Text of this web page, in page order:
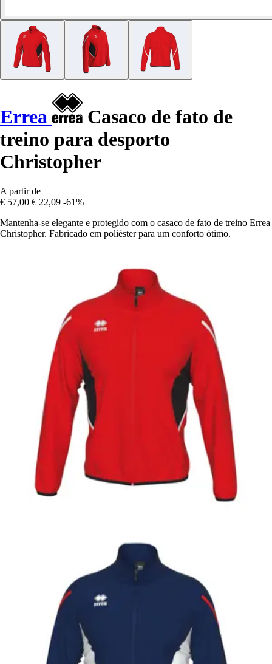
Errea
Casaco de fato de
treino para desporto
Christopher
A partir de
€ 57,00 € 22,09 -61%
Mantenha-se elegante e protegido com o casaco de fato de treino Errea
Christopher. Fabricado em poliéster para um conforto ótimo.